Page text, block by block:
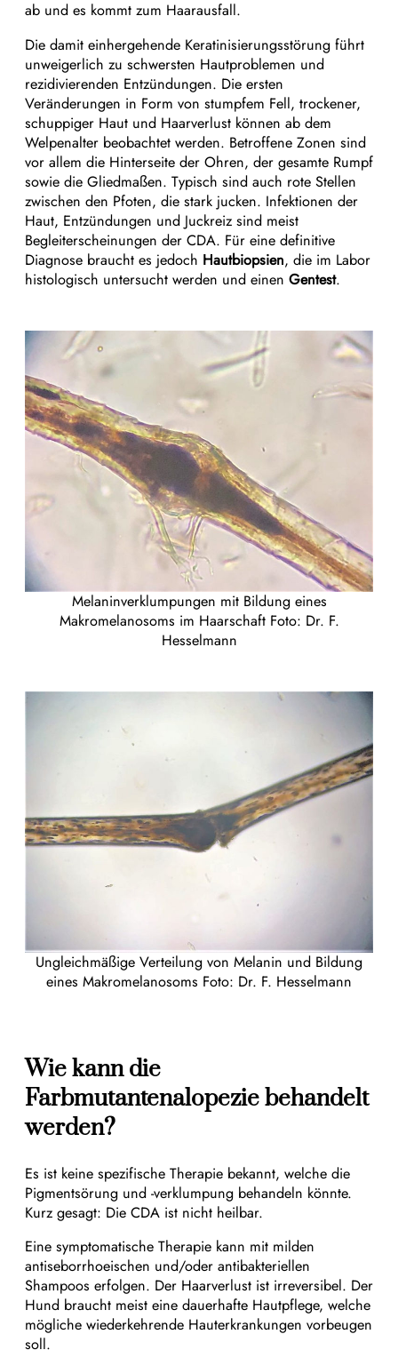
ab und es kommt zum Haarausfall.
Die damit einhergehende Keratinisierungsstörung führt
unweigerlich zu schwersten Hautproblemen und
rezidivierenden Entzündungen. Die ersten
Veränderungen in Form von stumpfem Fell, trockener,
schuppiger Haut und Haarverlust können ab dem
Welpenalter beobachtet werden. Betroffene Zonen sind
vor allem die Hinterseite der Ohren, der gesamte Rumpf
sowie die Gliedmaßen. Typisch sind auch rote Stellen
zwischen den Pfoten, die stark jucken. Infektionen der
Haut, Entzündungen und Juckreiz sind meist
Begleiterscheinungen der CDA. Für eine definitive
Diagnose braucht es jedoch Hautbiopsien, die im Labor
histologisch untersucht werden und einen Gentest.
Melaninverklumpungen mit Bildung eines
Makromelanosoms im Haarschaft Foto: Dr. F.
Hesselmann
Ungleichmäßige Verteilung von Melanin und Bildung
eines Makromelanosoms Foto: Dr. F. Hesselmann
Wie kann die
Farbmutantenalopezie behandelt
werden?
Es ist keine spezifische Therapie bekannt, welche die
Pigmentsörung und -verklumpung behandeln könnte.
Kurz gesagt: Die CDA ist nicht heilbar.
Eine symptomatische Therapie kann mit milden
antiseborrhoeischen und/oder antibakteriellen
Shampoos erfolgen. Der Haarverlust ist irreversibel. Der
Hund braucht meist eine dauerhafte Hautpflege, welche
mögliche wiederkehrende Hauterkrankungen vorbeugen
soll.